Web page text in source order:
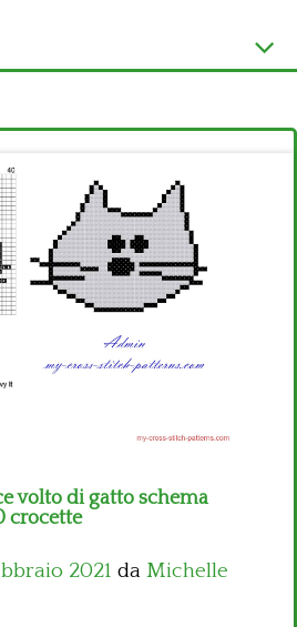
volto di gatto schema
crocette
2021 da Michelle